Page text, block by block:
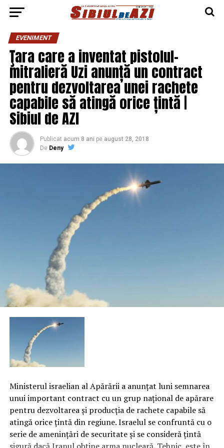
EVENIMENT
Ţara care a inventat pistolul-
mitralieră Uzi anunță un contract
pentru dezvoltarea unei rachete
capabile să atingă orice țintă |
Sibiul de AZI
Publicat acum 8 ani pe august 28, 2018
De Deny
Ministerul israelian al Apărării a anunţat luni semnarea
unui important contract cu un grup naţional de apărare
pentru dezvoltarea şi producţia de rachete capabile să
atingă orice ţintă din regiune. Israelul se confruntă cu o
serie de ameninţări de securitate şi se consideră ţintă